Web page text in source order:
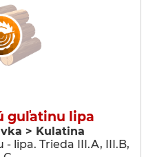
guľatinu lipa
> Kulatina
lipa. Trieda III.A, III.B,